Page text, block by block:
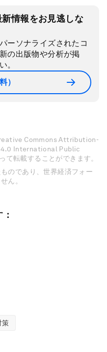
情報をお見逃しな
ーソナライズされたコ
の出版物や分析が掲
。
）
Commons Attribution-
International Public
転載することができます。
のであり、世界経済フォー
ん。
策